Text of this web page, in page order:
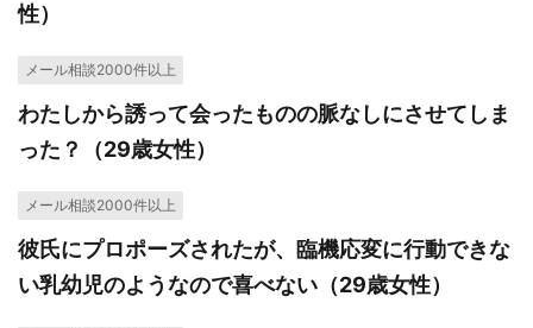
性）
メール相談2000件以上
わたしから誘って会ったものの脈なしにさせてしま
った？（29歳女性）
メール相談2000件以上
彼氏にプロポーズされたが、臨機応変に行動できな
い乳幼児のようなので喜べない（29歳女性）